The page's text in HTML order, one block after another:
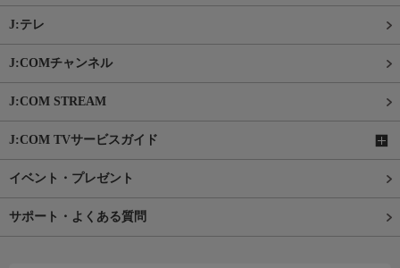
J:テレ
J:COMチャンネル
J:COM STREAM
J:COM TVサービスガイド
イベント・プレゼント
サポート・よくある質問